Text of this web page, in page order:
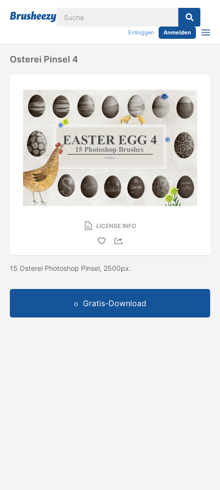
Einloggen Anmelden
Osterei Pinsel 4
LICENSE INFO
15 Osterei Photoshop Pinsel, 2500px.
Gratis-Download